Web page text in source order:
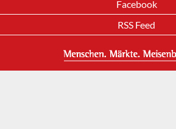
Facebook
RSS Feed